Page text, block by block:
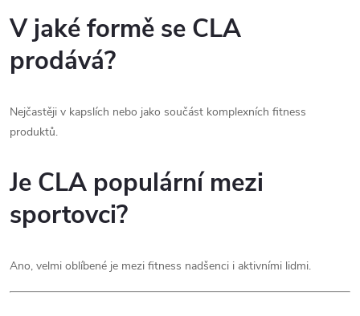
V jaké formě se CLA
prodává?
Nejčastěji v kapslích nebo jako součást komplexních fitness
produktů.
Je CLA populární mezi
sportovci?
Ano, velmi oblíbené je mezi fitness nadšenci i aktivními lidmi.